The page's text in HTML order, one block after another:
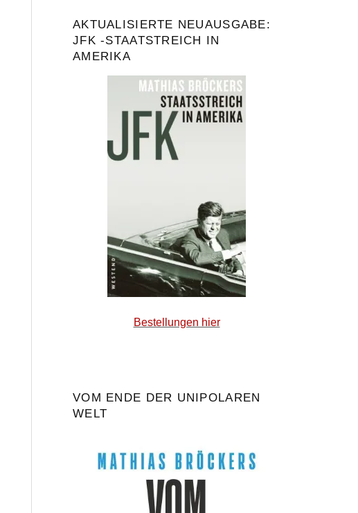
AKTUALISIERTE NEUAUSGABE:
JFK -STAATSTREICH IN
AMERIKA
Bestellungen hier
VOM ENDE DER UNIPOLAREN
WELT